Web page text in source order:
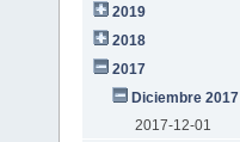
2019
2018
2017
Diciembre 2017
2017-12-01